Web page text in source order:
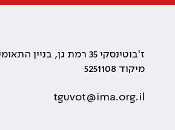
ז'בוטינסקי 35 רמת גן, בניין התאומים 2
מיקוד 5251108
tguvot@ima.org.il